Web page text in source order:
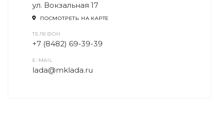
ул. Вокзальная 17
ПОСМОТРЕТЬ НА КАРТЕ
ТЕЛЕФОН
+7 (8482) 69-39-39
E-MAIL
lada@mklada.ru